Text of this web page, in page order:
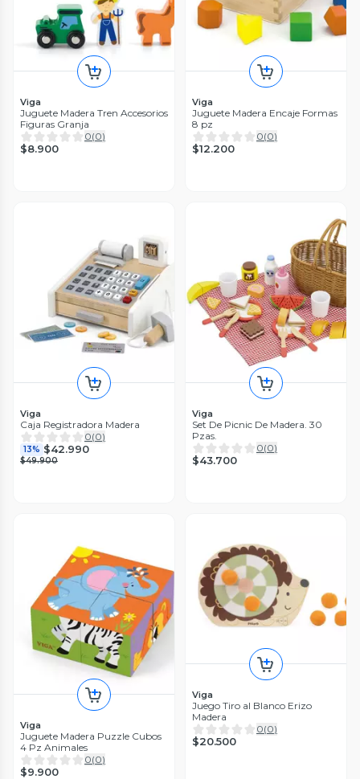
Viga
Juguete Madera Tren Accesorios
Figuras Granja
0(0)
$8.900
Viga
Juguete Madera Encaje Formas
8 pz
0(0)
$12.200
Viga
Caja Registradora Madera
0(0)
13% $42.990
$49.900
Viga
Set De Picnic De Madera. 30
Pzas.
0(0)
$43.700
Viga
Juguete Madera Puzzle Cubos
4 Pz Animales
0(0)
$9.900
Viga
Juego Tiro al Blanco Erizo
Madera
0(0)
$20.500